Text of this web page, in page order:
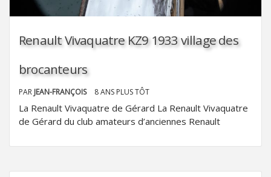
Renault Vivaquatre KZ9 1933 village des
brocanteurs
PAR JEAN-FRANÇOIS 8 ANS PLUS TÔT
La Renault Vivaquatre de Gérard La Renault Vivaquatre
de Gérard du club amateurs d’anciennes Renault